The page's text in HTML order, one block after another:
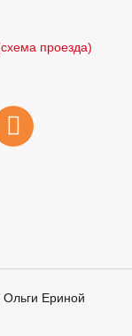
проезда)
Ериной